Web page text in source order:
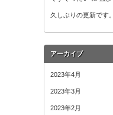
久しぶりの更新です。
アーカイブ
2023年4月
2023年3月
2023年2月